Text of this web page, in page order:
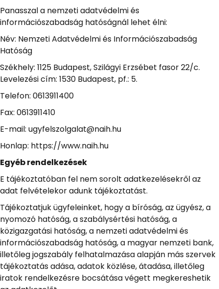
Panasszal a nemzeti adatvédelmi és
információszabadság hatóságnál lehet élni:
Név: Nemzeti Adatvédelmi és Információszabadság
Hatóság
Székhely: 1125 Budapest, Szilágyi Erzsébet fasor 22/c.
Levelezési cím: 1530 Budapest, pf.: 5.
Telefon: 0613911400
Fax: 0613911410
E-mail: ugyfelszolgalat@naih.hu
Honlap: https://www.naih.hu
Egyéb rendelkezések
E tájékoztatóban fel nem sorolt adatkezelésekről az
adat felvételekor adunk tájékoztatást.
Tájékoztatjuk ügyfeleinket, hogy a bíróság, az ügyész, a
nyomozó hatóság, a szabálysértési hatóság, a
közigazgatási hatóság, a nemzeti adatvédelmi és
információszabadság hatóság, a magyar nemzeti bank,
illetőleg jogszabály felhatalmazása alapján más szervek
tájékoztatás adása, adatok közlése, átadása, illetőleg
iratok rendelkezésre bocsátása végett megkereshetik